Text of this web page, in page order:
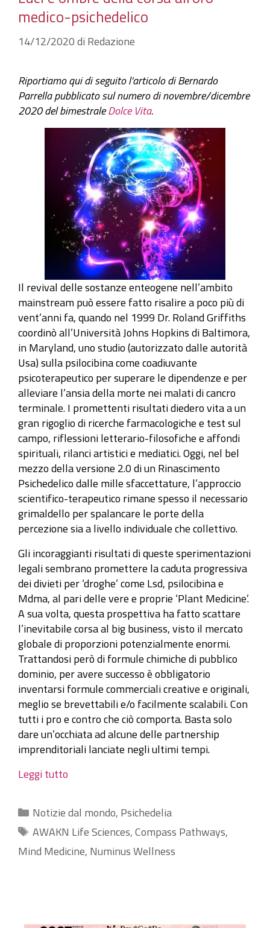
medico-psichedelico
14/12/2020di Redazione
Riportiamo qui di seguito l’articolo di Bernardo
Parrella pubblicato sul numero di novembre/dicembre
2020 del bimestraleDolce Vita.
Il revival delle sostanze enteogene nell’ambito
mainstream può essere fatto risalire a poco più di
vent’anni fa, quando nel 1999 Dr. Roland Griffiths
coordinò all’Università Johns Hopkins di Baltimora,
in Maryland, uno studio (autorizzato dalle autorità
Usa) sulla psilocibina come coadiuvante
psicoterapeutico per superare le dipendenze e per
alleviare l’ansia della morte nei malati di cancro
terminale. I promettenti risultati diedero vita a un
gran rigoglio di ricerche farmacologiche e test sul
campo, riflessioni letterario-filosofiche e affondi
spirituali, rilanci artistici e mediatici. Oggi, nel bel
mezzo della versione 2.0 di un Rinascimento
Psichedelico dalle mille sfaccettature, l’approccio
scientifico-terapeutico rimane spesso il necessario
grimaldello per spalancare le porte della
percezione sia a livello individuale che collettivo.
Gli incoraggianti risultati di queste sperimentazioni
legali sembrano promettere la caduta progressiva
dei divieti per ‘droghe’ come Lsd, psilocibina e
Mdma, al pari delle vere e proprie ‘Plant Medicine’.
A sua volta, questa prospettiva ha fatto scattare
l’inevitabile corsa al big business, visto il mercato
globale di proporzioni potenzialmente enormi.
Trattandosi però di formule chimiche di pubblico
dominio, per avere successo è obbligatorio
inventarsi formule commerciali creative e originali,
meglio se brevettabili e/o facilmente scalabili. Con
tutti i pro e contro che ciò comporta. Basta solo
dare un’occhiata ad alcune delle partnership
imprenditoriali lanciate negli ultimi tempi.
Leggi tutto
Categorie
Notizie dal mondo, Psichedelia
Tag
AWAKN Life Sciences,Compass Pathways,
Mind Medicine, Numinus Wellness